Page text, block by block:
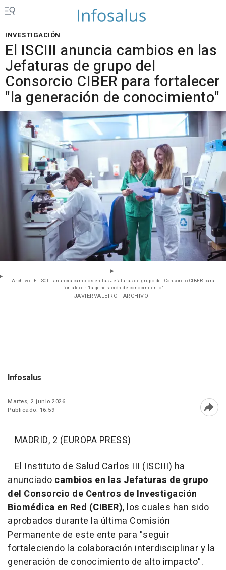
INVESTIGACIÓN
El ISCIII anuncia cambios en las
Jefaturas de grupo del
Consorcio CIBER para fortalecer
"la generación de conocimiento"
Archivo - El ISCIII anuncia cambios en las Jefaturas de grupo del Consorcio CIBER para
fortalecer "la generación de conocimiento"
- JAVIERVALEIRO - ARCHIVO
Infosalus
Martes, 2 junio 2026
Publicado: 16:59
MADRID, 2 (EUROPA PRESS)
El Instituto de Salud Carlos III (ISCIII) ha
anunciado cambios en las Jefaturas de grupo
del Consorcio de Centros de Investigación
Biomédica en Red (CIBER), los cuales han sido
aprobados durante la última Comisión
Permanente de este ente para "seguir
fortaleciendo la colaboración interdisciplinar y la
generación de conocimiento de alto impacto".